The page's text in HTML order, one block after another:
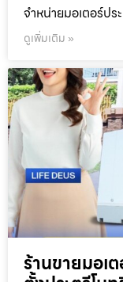
จำหน่ายมอเตอร์ปร
ดูเพิ่มเติม »
ร้านขายมอเ